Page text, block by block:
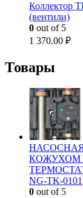
Коллектор
(вентили)
0 out of 5
1 370.00 ₽
Товары
КОЖУХОМ
NG-TK-0101
0 out of 5